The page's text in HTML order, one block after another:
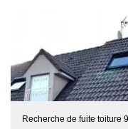
Recherche de fuite toiture